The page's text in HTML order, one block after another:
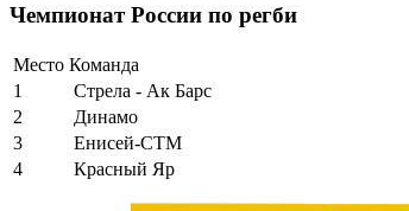
Чемпионат России по регби
Место Команда
1
Стрела - Ак Барс
2
Динамо
3
Енисей-СТМ
4
Красный Яр